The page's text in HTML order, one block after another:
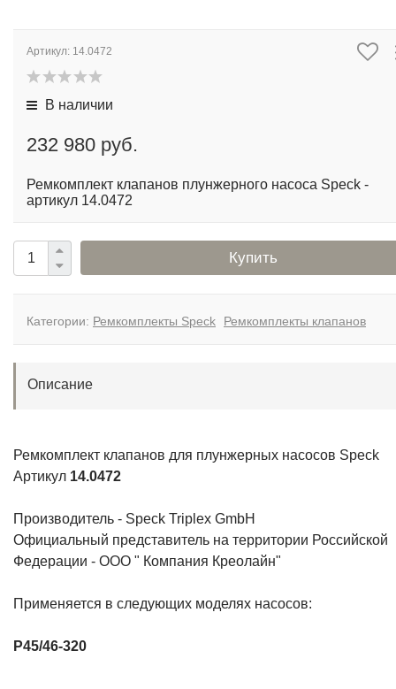
Артикул: 14.0472
В наличии
232 980 руб.
Ремкомплект клапанов плунжерного насоса Speck -
артикул 14.0472
Купить
Категории: Ремкомплекты Speck Ремкомплекты клапанов
Описание
Ремкомплект клапанов для плунжерных насосов Speck
Артикул 14.0472
Производитель - Speck Triplex GmbH
Официальный представитель на территории Российской
Федерации - ООО " Компания Креолайн"
Применяется в следующих моделях насосов:
P45/46-320